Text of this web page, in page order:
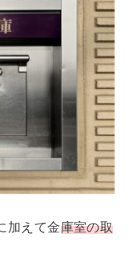
加えて金庫室の取